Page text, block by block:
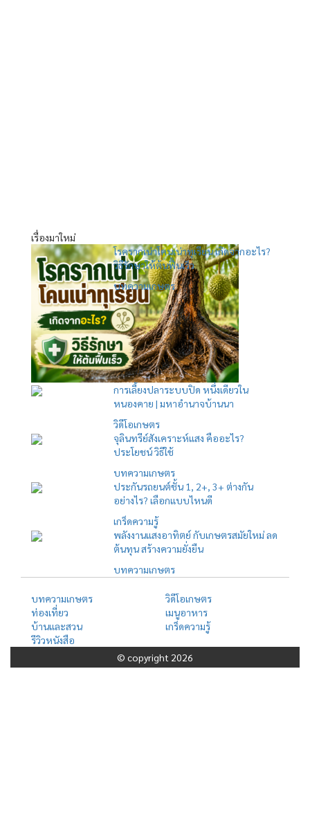
เรื่องมาใหม่
โรครากเน่าโคนเน่าทุเรียน เกิดจากอะไร?
วิธีรักษาให้ต้นฟื้นเร็ว
บทความเกษตร
การเลี้ยงปลาระบบปิด หนึ่งเดียวใน
หนองคาย | มหาอำนาจบ้านนา
วิดีโอเกษตร
จุลินทรีย์สังเคราะห์แสง คืออะไร?
ประโยชน์ วิธีใช้
บทความเกษตร
ประกันรถยนต์ชั้น 1, 2+, 3+ ต่างกัน
อย่างไร? เลือกแบบไหนดี
เกร็ดความรู้
พลังงานแสงอาทิตย์ กับเกษตรสมัยใหม่ ลด
ต้นทุน สร้างความยั่งยืน
บทความเกษตร
บทความเกษตร
วิดีโอเกษตร
ท่องเที่ยว
เมนูอาหาร
บ้านและสวน
เกร็ดความรู้
รีวิวหนังสือ
© copyright 2026